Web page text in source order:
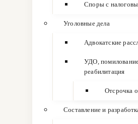
Споры с
Уголовные дела
Адвокатские
УДО,
реабилитация
Отсрочка
Составление и